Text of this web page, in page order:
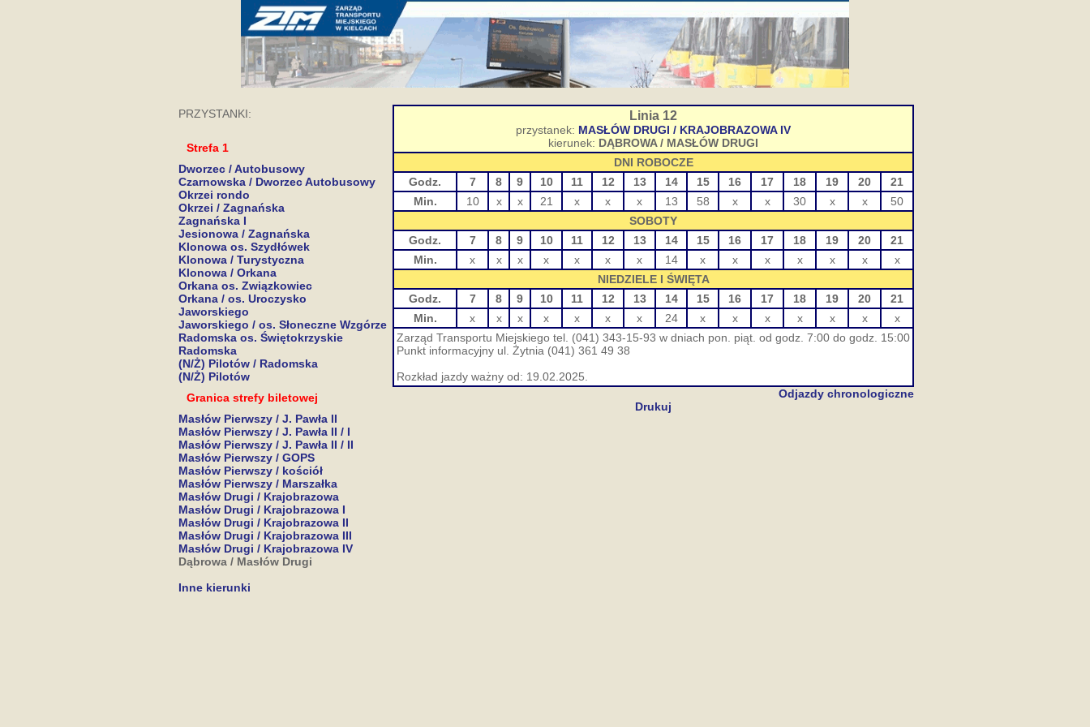
PRZYSTANKI:
Strefa 1
Dworzec / Autobusowy
Czarnowska / Dworzec Autobusowy
Okrzei rondo
Okrzei / Zagnańska
Zagnańska I
Jesionowa / Zagnańska
Klonowa os. Szydłówek
Klonowa / Turystyczna
Klonowa / Orkana
Orkana os. Związkowiec
Orkana / os. Uroczysko
Jaworskiego
Jaworskiego / os. Słoneczne Wzgórze
Radomska os. Świętokrzyskie
Radomska
(N/Ż) Pilotów / Radomska
(N/Ż) Pilotów
Granica strefy biletowej
Masłów Pierwszy / J. Pawła II
Masłów Pierwszy / J. Pawła II / I
Masłów Pierwszy / J. Pawła II / II
Masłów Pierwszy / GOPS
Masłów Pierwszy / kościół
Masłów Pierwszy / Marszałka
Masłów Drugi / Krajobrazowa
Masłów Drugi / Krajobrazowa I
Masłów Drugi / Krajobrazowa II
Masłów Drugi / Krajobrazowa III
Masłów Drugi / Krajobrazowa IV
Dąbrowa / Masłów Drugi
Inne kierunki
Linia 12
przystanek: MASŁÓW DRUGI / KRAJOBRAZOWA IV
kierunek: DĄBROWA / MASŁÓW DRUGI
DNI ROBOCZE
Godz.
7 8 9 10 11 12 13 14 15 16 17 18 19 20
21
Min.
10 x x 21 x x x 13 58 x x 30 x x
50
SOBOTY
Godz.
7 8 9 10 11 12 13 14 15 16 17 18 19 20
21
Min.
x x x x x x x 14 x x x x x x
x
NIEDZIELE I ŚWIĘTA
Godz.
7 8 9 10 11 12 13 14 15 16 17 18 19 20
21
Min.
x x x x x x x 24 x x x x x x
x
Zarząd Transportu Miejskiego tel. (041) 343-15-93 w dniach pon. piąt. od godz. 7:00 do godz. 15:00
Punkt informacyjny ul. Żytnia (041) 361 49 38
Rozkład jazdy ważny od: 19.02.2025.
Odjazdy chronologiczne
Drukuj